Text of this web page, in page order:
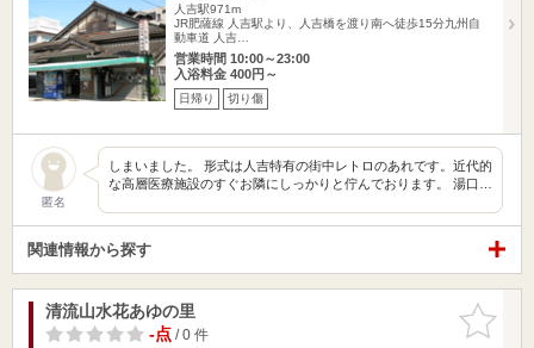
人吉駅971m
JR肥薩線 人吉駅より、人吉橋を渡り南へ徒歩15分九州自
動車道 人吉…
営業時間 10:00～23:00
入浴料金 400円～
日帰り 切り傷
匿名
しまいました。 形式は人吉特有の街中レトロのあれです。近代的
な高層医療施設のすぐお隣にしっかりと佇んでおります。 湯口…
関連情報から探す
お気に入
りに追加
清流山水花あゆの里
-点/ 0 件